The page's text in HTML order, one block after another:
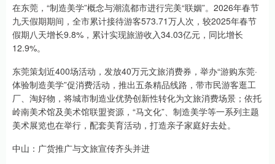
在东莞，“制造美学”概念与潮流都市进行完美“联姻”。2026年春节
九天假期期间，全市累计接待游客573.71万人次，较2025年春节
假期八天增长9.8%，累计实现旅游收入34.03亿元，同比增长
12.9%。
东莞策划近400场活动，发放40万元文旅消费券，举办“游购东莞·
体验制造美学”促消费活动，推出五条精品线路，带市民游客逛工
厂、淘好物，将城市制造业优势创新性转化为文旅消费场景；依托
岭南美术馆及美术馆联盟资源，“马文化”、制造美学等一系列主题
美术展览也在举行，配套美育活动，打造亲子家庭好去处。
中山：广货推广与文旅宣传齐头并进